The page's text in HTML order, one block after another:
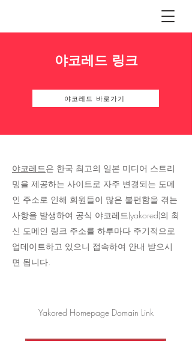
야코레드 링크
야코레드 바로가기
야코레드은 한국 최고의 일본 미디어 스트리
밍을 제공하는 사이트로 자주 변경되는 도메
인 주소로 인해 회원들이 많은 불편함을 겪는
사항을 발생하여 공식 야코레드(yakored)의 최
신 도메인 링크 주소를 하루마다 주기적으로
업데이트하고 있으니 접속하여 안내 받으시
면 됩니다.
Yakored Homepage Domain Link